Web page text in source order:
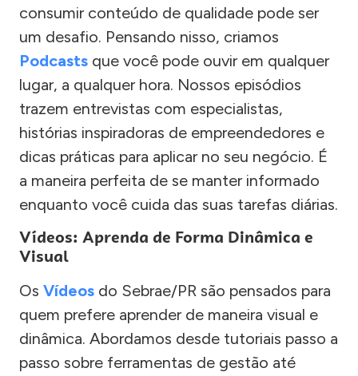
consumir conteúdo de qualidade pode ser
um desafio. Pensando nisso, criamos
Podcasts que você pode ouvir em qualquer
lugar, a qualquer hora. Nossos episódios
trazem entrevistas com especialistas,
histórias inspiradoras de empreendedores e
dicas práticas para aplicar no seu negócio. É
a maneira perfeita de se manter informado
enquanto você cuida das suas tarefas diárias.
Vídeos: Aprenda de Forma Dinâmica e
Visual
Os Vídeos do Sebrae/PR são pensados para
quem prefere aprender de maneira visual e
dinâmica. Abordamos desde tutoriais passo a
passo sobre ferramentas de gestão até